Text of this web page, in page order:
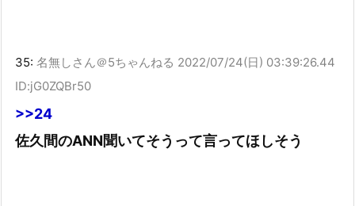
35: 名無しさん＠5ちゃんねる 2022/07/24(日) 03:39:26.44
ID:jG0ZQBr50
>>24
佐久間のANN聞いてそうって言ってほしそう